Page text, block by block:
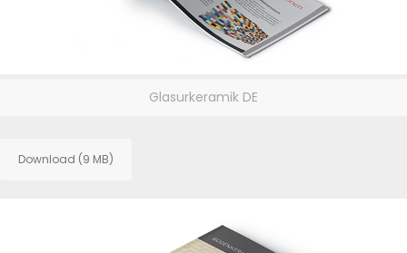
Glasurkeramik DE
Download (9 MB)